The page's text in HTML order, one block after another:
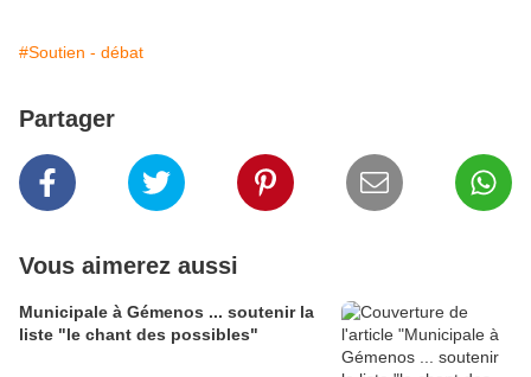
#Soutien - débat
Partager
Vous aimerez aussi
Municipale à Gémenos ... soutenir la
liste "le chant des possibles"